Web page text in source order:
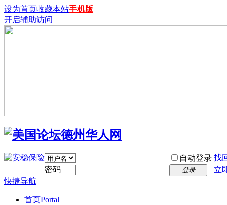
设为首页收藏本站手机版
开启辅助访问
自动登录 找
密码
登录
立
快捷导航
首页Portal